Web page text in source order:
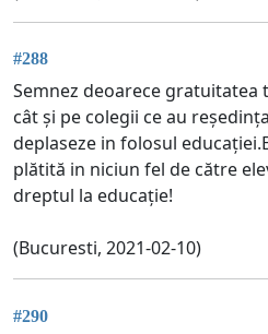
#288
Semnez deoarece
cât și pe colegii ce au
deplaseze in folosul
plătită in niciun fel de către
dreptul la educație!
(Bucuresti, 2021-02-10)
#290